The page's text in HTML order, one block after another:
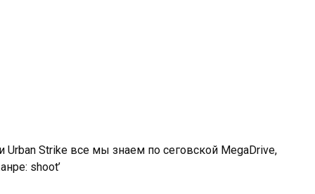
Urban Strike все мы знаем по сеговской MegaDrive,
shoot’